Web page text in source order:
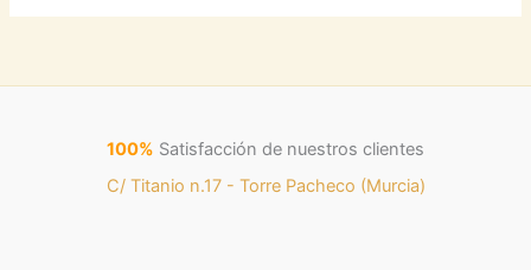
100% Satisfacción de nuestros clientes
C/ Titanio n.17 - Torre Pacheco (Murcia)